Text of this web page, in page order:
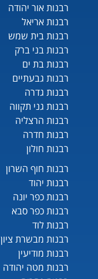
רבנות אור יהודה
רבנות אריאל
רבנות בית שמש
רבנות בני ברק
רבנות בת ים
רבנות גבעתיים
רבנות גדרה
רבנות גני תקווה
רבנות הרצליה
רבנות חדרה
רבנות חולון
רבנות חוף השרון
רבנות יהוד
רבנות כפר יונה
רבנות כפר סבא
רבנות לוד
רבנות מבשרת ציון
רבנות מודיעין
רבנות מטה יהודה